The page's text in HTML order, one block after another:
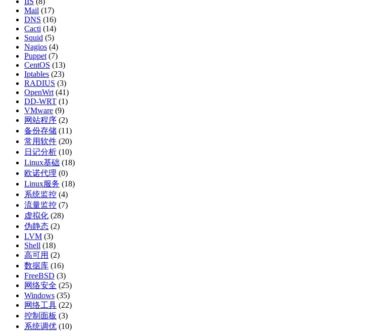
Mail (17)
DNS (16)
Cacti (14)
Squid (5)
Nagios (4)
Puppet (7)
CentOS (13)
Iptables (23)
RADIUS (3)
OpenWrt (41)
DD-WRT (1)
VMware (9)
网站程序 (2)
备份存储 (11)
常用软件 (20)
日记分析 (10)
Linux基础 (18)
欧诺代理 (0)
Linux服务 (18)
系统监控 (4)
流量监控 (7)
虚拟化 (28)
伪静态 (2)
LVM (3)
Shell (18)
高可用 (2)
数据库 (16)
FreeBSD (3)
网络安全 (25)
Windows (35)
网络工具 (22)
控制面板 (3)
系统调优 (10)